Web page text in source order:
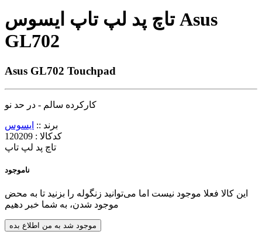
تاچ پد لپ تاپ ایسوس Asus
GL702
Asus GL702 Touchpad
کارکرده سالم - در حد نو
برند :: ایسوس
کدکالا : 120209
تاچ پد لپ تاپ
ناموجود
این کالا فعلا موجود نیست اما می‌توانید زنگوله را بزنید تا به محض
موجود شدن، به شما خبر دهیم
موجود شد به من اطلاع بده